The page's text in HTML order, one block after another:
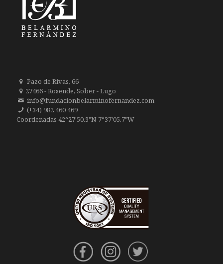
Pazo de Rivas, 66
27466 - Rosende, Sober - Lugo
info@fundacionbelarminofernandez.com
(+34) 982 460 469
Coordenadas 42°27'50.3"N 7°37'05.7"W